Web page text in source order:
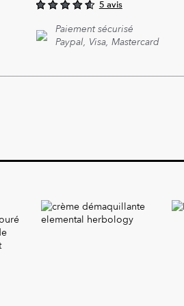
5
5 avis
Paiement sécurisé
Paypal, Visa, Mastercard